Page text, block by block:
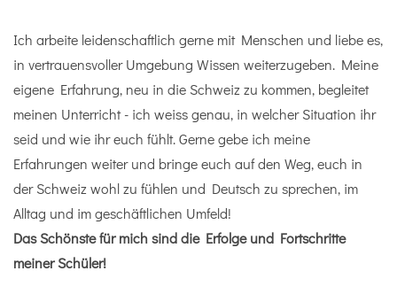
Ich arbeite leidenschaftlich gerne mit Menschen und liebe es,
in vertrauensvoller Umgebung Wissen weiterzugeben. Meine
eigene Erfahrung, neu in die Schweiz zu kommen, begleitet
meinen Unterricht - ich weiss genau, in welcher Situation ihr
seid und wie ihr euch fühlt. Gerne gebe ich meine
Erfahrungen weiter und bringe euch auf den Weg, euch in
der Schweiz wohl zu fühlen und Deutsch zu sprechen, im
Alltag und im geschäftlichen Umfeld!
Das Schönste für mich sind die Erfolge und Fortschritte
meiner Schüler!